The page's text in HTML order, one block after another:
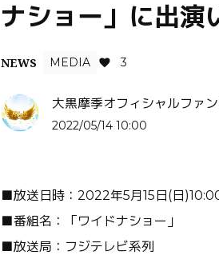
ナショー」に出演
NEWS MEDIA 3
大黒摩季オフィシャルファ
2022/05/14 10:00
■放送日時：2022年5月15日(日)10:00
■番組名：「ワイドナショー」
■放送局：フジテレビ系列